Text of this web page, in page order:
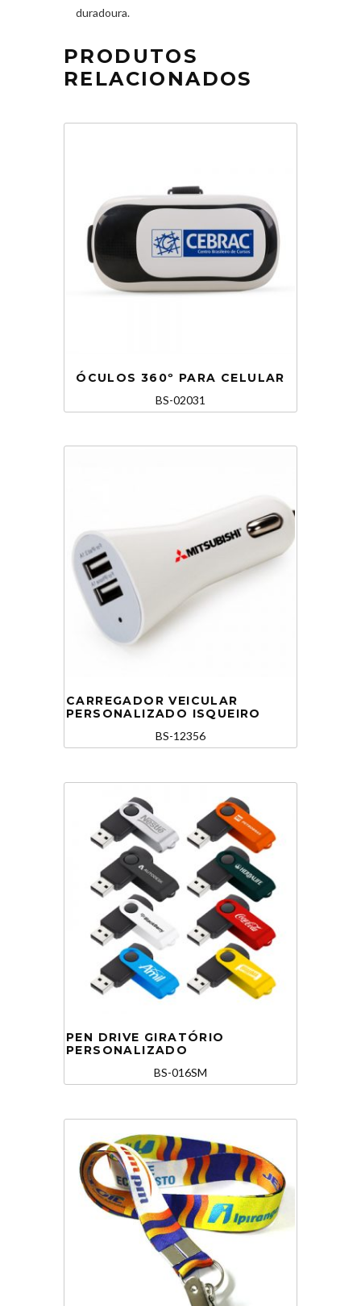
duradoura.
PRODUTOS
RELACIONADOS
ÓCULOS 360º PARA CELULAR
BS-02031
CARREGADOR VEICULAR
PERSONALIZADO ISQUEIRO
BS-12356
PEN DRIVE GIRATÓRIO
PERSONALIZADO
BS-016SM